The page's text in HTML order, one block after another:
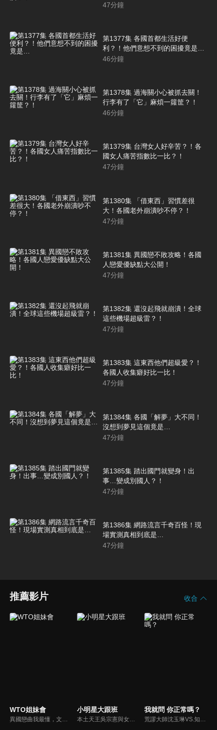
47分鐘
第1377集 各國首都生活好便
利？！他們意想不到的困擾竟是…
46分鐘
第1378集 過海關小心被抓去關！
行李有了「它」麻煩一籮筐？！
46分鐘
第1379集 台灣女人好辛苦？！各
國女人痛苦指數比一比？！
47分鐘
第1380集 「借東西」習慣差很
大！各國老外崩潰吵不停？！
47分鐘
第1381集 異國戀不敗攻略！各國
人戀愛優缺點大公開！
47分鐘
第1382集 還沒起飛就崩潰！全球
這些機場超級雷？！
47分鐘
第1383集 這東西他們超級愛？！
各國人收集癖好比一比！
47分鐘
第1384集 各國「解夢」大不同！
沒想到夢見這個竟是…
47分鐘
第1385集 踏出國門就變身！出
事…變成別國人？！
47分鐘
第1386集 網路流言千奇百怪！現
場實測真相到底是…
47分鐘
推薦影片 收合
WTO姐妹會 小明星大跟班
本土天王吳宗憲與女兒吳姍儒（Sandy）搭檔主持，每集邀請來賓暢談演藝圈大小事，父女檔聯手笑果十足，老梗搭上新世代，最新組合強勢登場！
我就問 你正常嗎？